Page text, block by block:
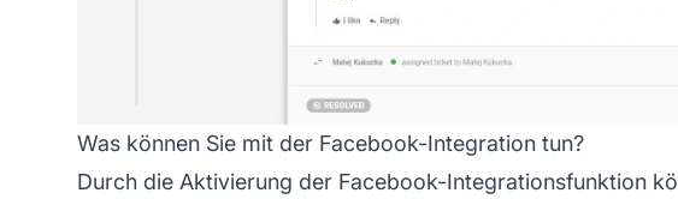
Was können Sie mit der Facebook-Integration tun?
Durch die Aktivierung der Facebook-Integrationsfunktion